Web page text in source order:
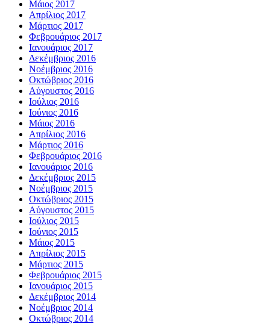
Μάιος 2017
Απρίλιος 2017
Μάρτιος 2017
Φεβρουάριος 2017
Ιανουάριος 2017
Δεκέμβριος 2016
Νοέμβριος 2016
Οκτώβριος 2016
Αύγουστος 2016
Ιούλιος 2016
Ιούνιος 2016
Μάιος 2016
Απρίλιος 2016
Μάρτιος 2016
Φεβρουάριος 2016
Ιανουάριος 2016
Δεκέμβριος 2015
Νοέμβριος 2015
Οκτώβριος 2015
Αύγουστος 2015
Ιούλιος 2015
Ιούνιος 2015
Μάιος 2015
Απρίλιος 2015
Μάρτιος 2015
Φεβρουάριος 2015
Ιανουάριος 2015
Δεκέμβριος 2014
Νοέμβριος 2014
Οκτώβριος 2014